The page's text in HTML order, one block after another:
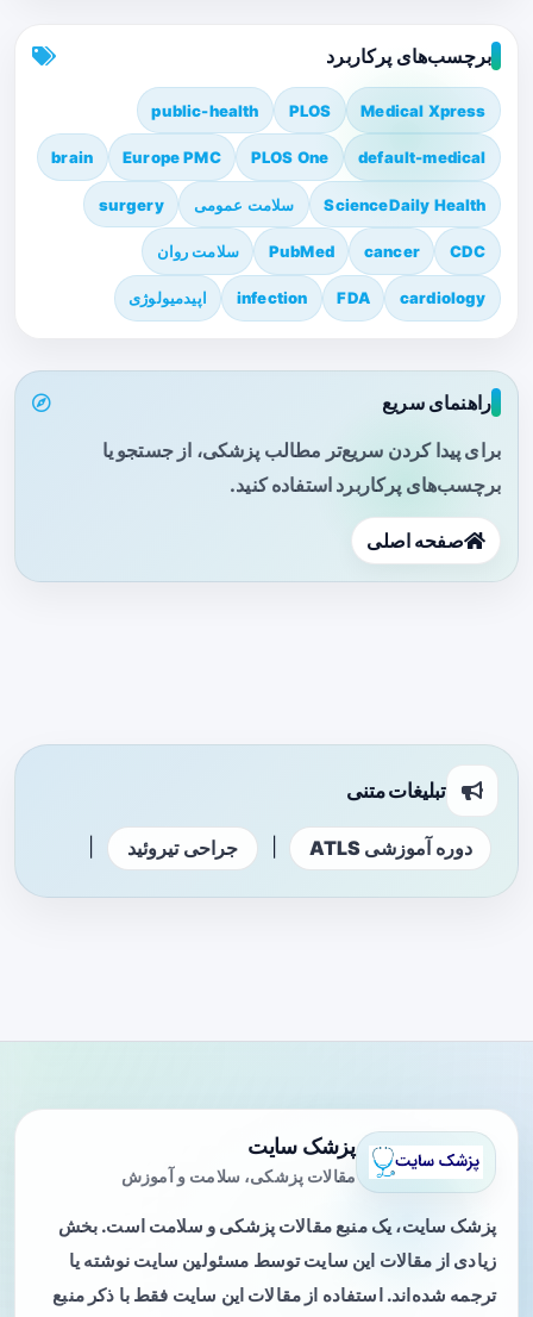
برچسب‌های پرکاربرد
Medical Xpress
PLOS
public-health
default-medical
PLOS One
Europe PMC
brain
ScienceDaily Health سلامت عمومی surgery
CDC
cancer
PubMed سلامت روان
cardiology
FDA
infection اپیدمیولوژی
راهنمای سریع
برای پیدا کردن سریع‌تر مطالب پزشکی، از جستجو یا
برچسب‌های پرکاربرد استفاده کنید.
صفحه اصلی
تبلیغات متنی
دوره آموزشی ATLS جراحی تیروئید
پزشک سایت
مقالات پزشکی، سلامت و آموزش
پزشک سایت، یک منبع مقالات پزشکی و سلامت است. بخش
زیادی از مقالات این سایت توسط مسئولین سایت نوشته یا
ترجمه شده‌اند. استفاده از مقالات این سایت فقط با ذکر منبع